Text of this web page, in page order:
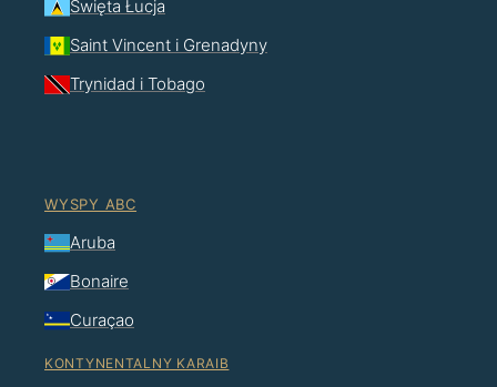
Święta Łucja
Saint Vincent i Grenadyny
Trynidad i Tobago
WYSPY ABC
Aruba
Bonaire
Curaçao
KONTYNENTALNY KARAIB